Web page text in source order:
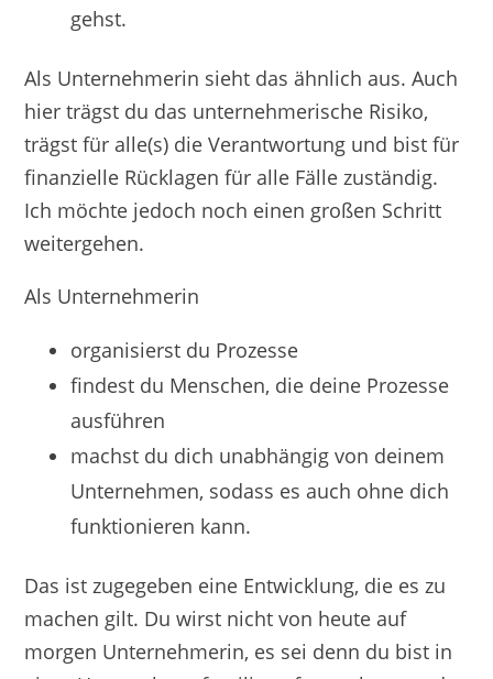
gehst.
Als Unternehmerin sieht das ähnlich aus. Auch
hier trägst du das unternehmerische Risiko,
trägst für alle(s) die Verantwortung und bist für
finanzielle Rücklagen für alle Fälle zuständig.
Ich möchte jedoch noch einen großen Schritt
weitergehen.
Als Unternehmerin
organisierst du Prozesse
findest du Menschen, die deine Prozesse
ausführen
machst du dich unabhängig von deinem
Unternehmen, sodass es auch ohne dich
funktionieren kann.
Das ist zugegeben eine Entwicklung, die es zu
machen gilt. Du wirst nicht von heute auf
morgen Unternehmerin, es sei denn du bist in